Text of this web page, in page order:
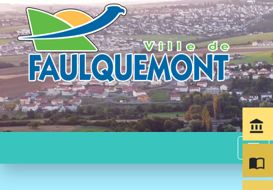
menu
account_balance
import_contacts